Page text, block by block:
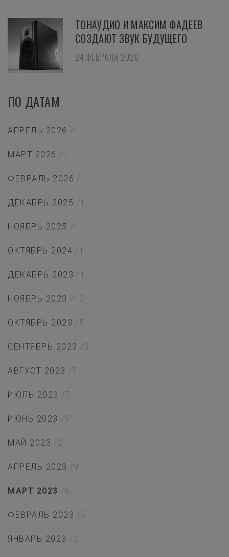
ТОНАУДИО И МАКСИМ ФАДЕЕВ
СОЗДАЮТ ЗВУК БУДУЩЕГО
24 ФЕВРАЛЯ 2026
ПО ДАТАМ
АПРЕЛЬ 2026 /1
МАРТ 2026 /1
ФЕВРАЛЬ 2026 /1
ДЕКАБРЬ 2025 /1
НОЯБРЬ 2025 /1
ОКТЯБРЬ 2024 /1
ДЕКАБРЬ 2023 /1
НОЯБРЬ 2023 /12
ОКТЯБРЬ 2023 /5
СЕНТЯБРЬ 2023 /3
АВГУСТ 2023 /5
ИЮЛЬ 2023 /7
ИЮНЬ 2023 /5
МАЙ 2023 /2
АПРЕЛЬ 2023 /9
МАРТ 2023 /8
ФЕВРАЛЬ 2023 /5
ЯНВАРЬ 2023 /2